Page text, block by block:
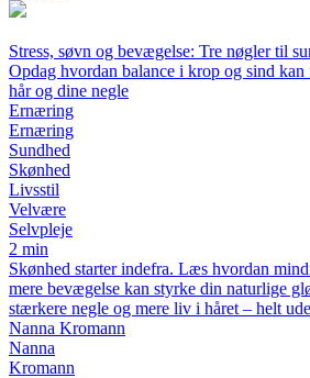
Stress, søvn og bevægelse: Tre nøgler til
Opdag hvordan balance i krop og sind
hår og dine negle
Ernæring
Ernæring
Sundhed
Skønhed
Livsstil
Velvære
Selvpleje
2 min
Skønhed starter indefra. Læs hvordan
mere bevægelse kan styrke din naturlige
stærkere negle og mere liv i håret – helt
Nanna Kromann
Nanna
Kromann